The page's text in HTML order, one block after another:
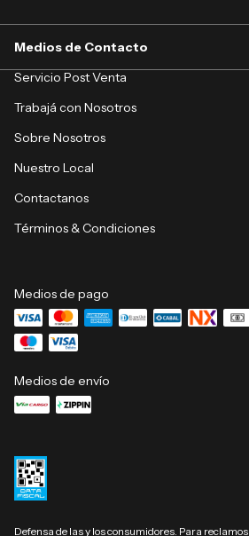
Medios de Contacto
Servicio Post Venta
Trabajá con Nosotros
Sobre Nosotros
Nuestro Local
Contactanos
Términos & Condiciones
Medios de pago
Medios de envío
Defensa de las y los consumidores. Para reclamos